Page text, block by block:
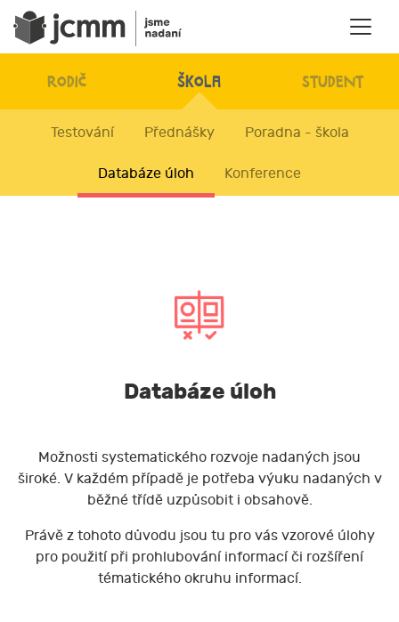
RODIČ ŠKOLA STUDENT
Testování Přednášky Poradna - škola
Databáze úloh Konference
Databáze úloh
Možnosti systematického rozvoje nadaných jsou
široké. V každém případě je potřeba výuku nadaných v
běžné třídě uzpůsobit i obsahově.
Právě z tohoto důvodu jsou tu pro vás vzorové úlohy
pro použití při prohlubování informací či rozšíření
tématického okruhu informací.